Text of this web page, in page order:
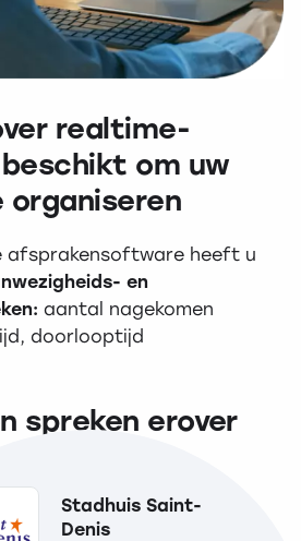
realtime-
om uw
afsprakensoftware heeft u
en
aantal nagekomen
doorlooptijd
spreken erover
Stadhuis Saint-
Denis